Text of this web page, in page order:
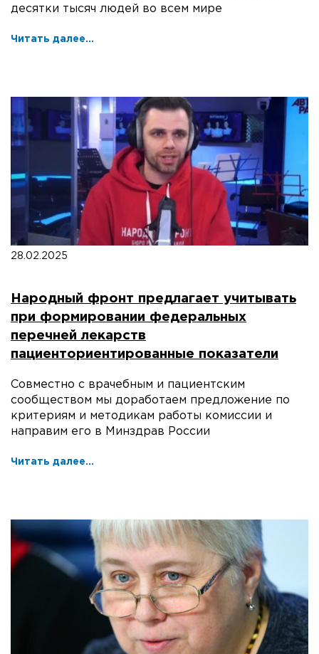
десятки тысяч людей во всем мире
Читать далее...
28.02.2025
Народный фронт предлагает учитывать
при формировании федеральных
перечней лекарств
пациенториентированные показатели
Совместно с врачебным и пациентским
сообществом мы доработаем предложение по
критериям и методикам работы комиссии и
направим его в Минздрав России
Читать далее...